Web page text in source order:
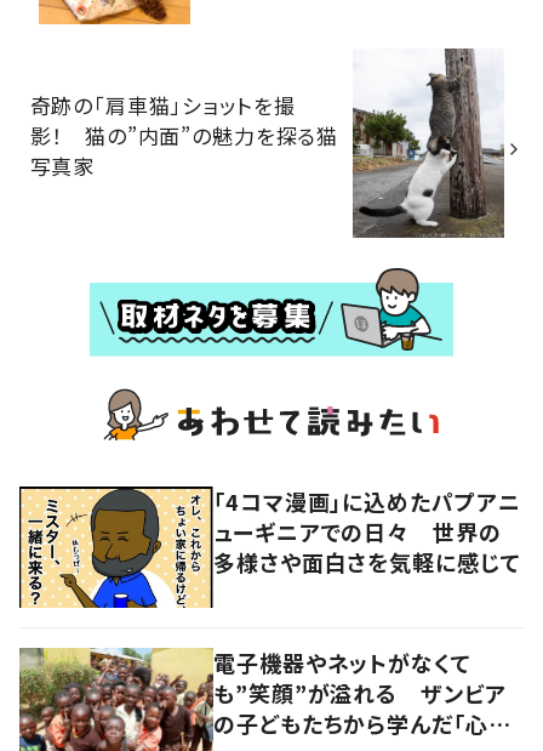
奇跡の「肩車猫」ショットを撮
影！ 猫の”内面”の魅力を探る猫
写真家
「4コマ漫画」に込めたパプアニ
ューギニアでの日々 世界の
多様さや面白さを気軽に感じて
電子機器やネットがなくて
も”笑顔”が溢れる ザンビア
の子どもたちから学んだ「心の